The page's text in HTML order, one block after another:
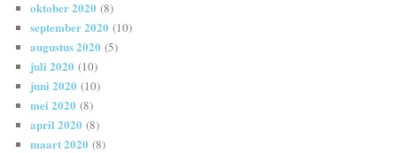
oktober 2020 (8)
september 2020 (10)
augustus 2020 (5)
juli 2020 (10)
juni 2020 (10)
mei 2020 (8)
april 2020 (8)
maart 2020 (8)